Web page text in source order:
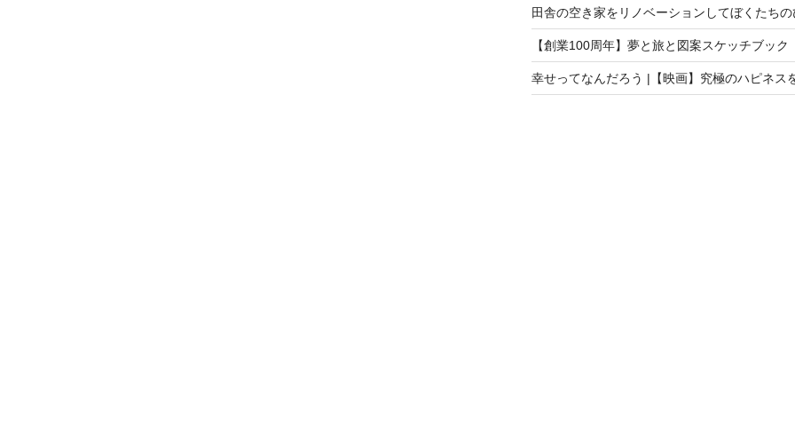
田舎の空き家をリノベーションしてぼくたち
【創業100周年】夢と旅と図案スケッチブッ
幸せってなんだろう |【映画】究極のハピネス